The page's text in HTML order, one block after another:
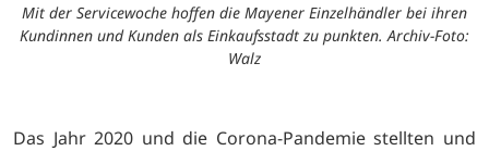
Mit der Servicewoche hoffen die Mayener Einzelhändler bei ihren
Kundinnen und Kunden als Einkaufsstadt zu punkten. Archiv-Foto:
Walz
Das Jahr 2020 und die Corona-Pandemie stellten und